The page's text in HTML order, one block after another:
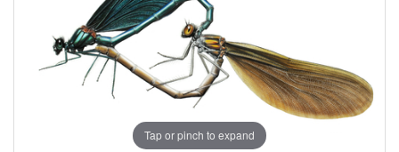
Tap or pinch to expand